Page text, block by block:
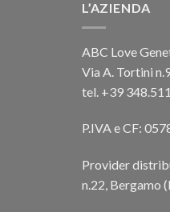
L’AZIENDA
ABC Love
Via A. Tortini
tel. +39
P.IVA e CF:
Provider
n.22, Bergamo